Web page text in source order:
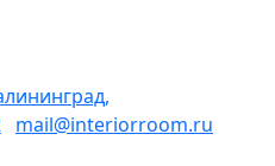
mail@interiorroom.ru